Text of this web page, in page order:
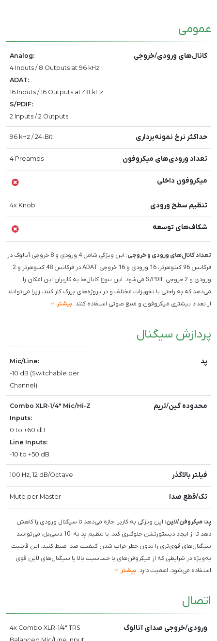
عمومی
کانال‌های ورودی/خروجی
Analog:
4 Inputs / 8 Outputs at 96 kHz
ADAT:
16 Inputs / 16 Outputs at 48 kHz
S/PDIF:
2 Inputs / 2 Outputs
حداکثر نرخ نمونه‌برداری 96 kHz / 24-Bit
تعداد ورودی‌های میکروفون 4 Preamps
میکروفون داخلی
تنظیم سطح ورودی 4x Knob
شکاف‌های توسعه
تعداد کانال‌های ورودی و خروجی
: این ویژگی شامل 4 ورودی و 8 خروجی آنالوگ در
فرکانس 96 کیلوهرتز، 16 ورودی و 16 خروجی ADAT در فرکانس 48 کیلوهرتز و 2
ورودی و 2 خروجی S/PDIF می‌شود. این تنوع کانال‌ها به کاربران این امکان را
می‌دهد که به راحتی با تجهیزات مختلف و در پروژه‌های بزرگ کار کنند، زیرا می‌توانند
از تعداد بیشتری میکروفون و منبع صوتی استفاده کنند. بیشتر
پردازش سیگنال
پد
Mic/Line:
-10 dB (Switchable per
Channel)
محدوده گین/تریم
Combo XLR-1/4" Mic/Hi-Z
Inputs:
0 to +60 dB
Line Inputs:
-10 to +50 dB
فیلتر بالاگذر 100 Hz, 12 dB/Octave
تک/قطع صدا Mute per Master
پد: میکروفن/لاین: این ویژگی به کاربر اجازه می‌دهد تا سیگنال ورودی را کاهش
دهد تا از ایجاد دیستورتشن جلوگیری کند. با تنظیم پد به -10 دسی‌بل، می‌توانید
سیگنال‌های قوی‌تری را بدون خطر خراب شدن کیفیت صدا ضبط کنید. این قابلیت
به‌ویژه در شرایطی که از میکروفن‌های با حساسیت بالا یا سیگنال‌های لاین قوی
استفاده می‌شود، اهمیت دارد. بیشتر
اتصال
ورودی/خروجی صدای آنالوگ
4x Combo XLR-1/4" TRS